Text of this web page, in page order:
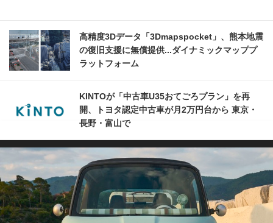
高精度3Dデータ「3Dmapspocket」、熊本地震
の復旧支援に無償提供...ダイナミックマッププ
ラットフォーム
KINTOが「中古車U35おてごろプラン」を再
開、トヨタ認定中古車が月2万円台から 東京・
長野・富山で